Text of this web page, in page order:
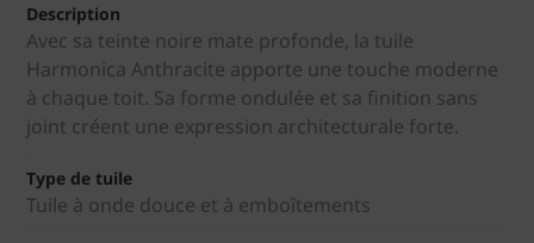
Description
Avec sa teinte noire mate profonde, la tuile
Harmonica Anthracite apporte une touche moderne
à chaque toit. Sa forme ondulée et sa finition sans
joint créent une expression architecturale forte.
Type de tuile
Tuile à onde douce et à emboîtements